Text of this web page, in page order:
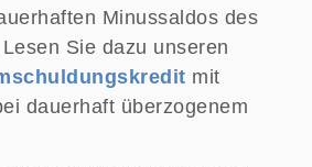
Minussaldos des
Sie dazu unseren
mit
dauerhaft überzogenem